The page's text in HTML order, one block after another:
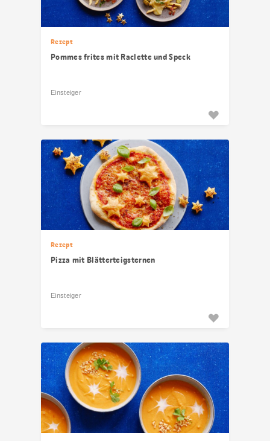
Rezept
Pommes frites mit Raclette und Speck
Einsteiger
Rezept
Pizza mit Blätterteigsternen
Einsteiger